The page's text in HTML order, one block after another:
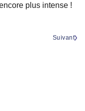
plus intense !
Suivant